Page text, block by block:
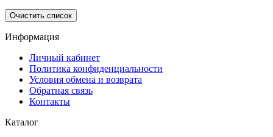
Очистить список
Информация
Личный кабинет
Политика конфиденциальности
Условия обмена и возврата
Обратная связь
Контакты
Каталог